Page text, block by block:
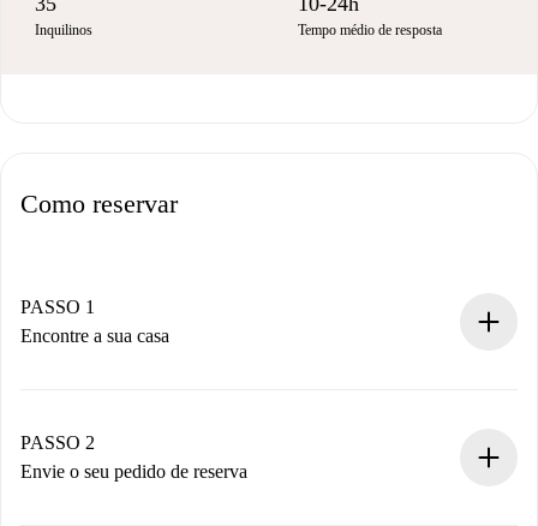
Inquilinos Tempo médio de resposta
Como reservar
PASSO 1
Encontre a sua casa
Você tem todas as informações necessárias
antecipadamente.
PASSO 2
Envie o seu pedido de reserva